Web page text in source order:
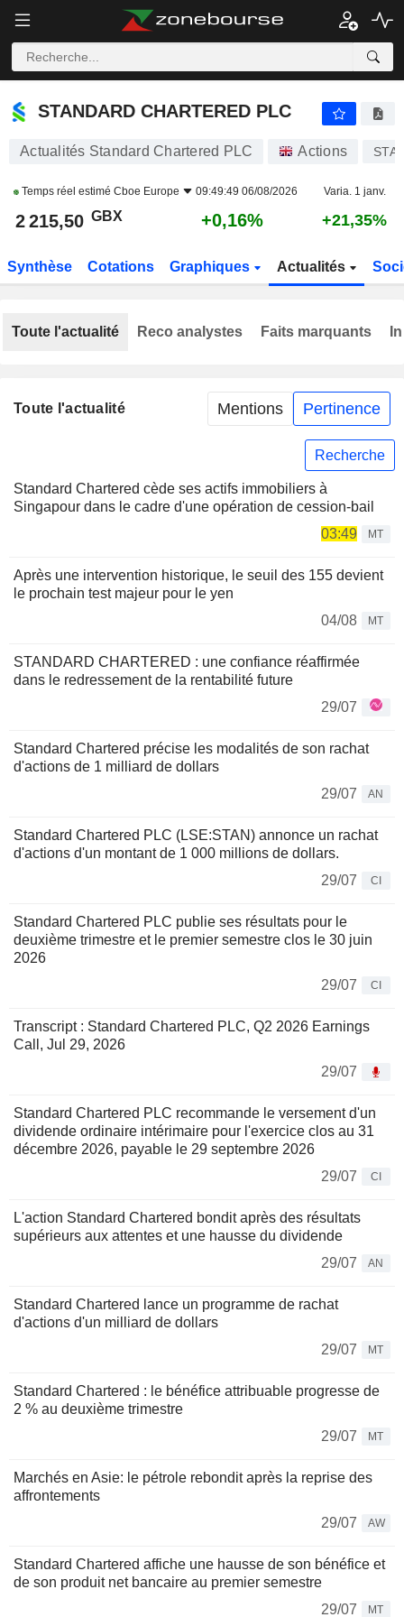
STANDARD CHARTERED PLC
Actualités Standard Chartered PLC Actions
Temps réel estimé Cboe Europe 09:49:49 06/08/2026 Varia. 1 janv.
2 215,50 GBX +0,16% +21,35%
Synthèse Cotations Graphiques Actualités
Toute l'actualité Mentions Pertinence
Recherche
Standard Chartered cède ses actifs immobiliers à
Singapour dans le cadre d'une opération de cession-bail
03:49
MT
Après une intervention historique, le seuil des 155 devient
le prochain test majeur pour le yen
04/08
MT
STANDARD CHARTERED : une confiance réaffirmée
dans le redressement de la rentabilité future
29/07
Standard Chartered précise les modalités de son rachat
d'actions de 1 milliard de dollars
29/07
AN
Standard Chartered PLC (LSE:STAN) annonce un rachat
d'actions d'un montant de 1 000 millions de dollars.
29/07
CI
Standard Chartered PLC publie ses résultats pour le
deuxième trimestre et le premier semestre clos le 30 juin
2026
29/07
CI
Transcript : Standard Chartered PLC, Q2 2026 Earnings
Call, Jul 29, 2026
29/07
Standard Chartered PLC recommande le versement d'un
dividende ordinaire intérimaire pour l'exercice clos au 31
décembre 2026, payable le 29 septembre 2026
29/07
CI
L'action Standard Chartered bondit après des résultats
supérieurs aux attentes et une hausse du dividende
29/07
AN
Standard Chartered lance un programme de rachat
d'actions d'un milliard de dollars
29/07
MT
Standard Chartered : le bénéfice attribuable progresse de
2 % au deuxième trimestre
29/07
MT
Marchés en Asie: le pétrole rebondit après la reprise des
affrontements
29/07
AW
Standard Chartered affiche une hausse de son bénéfice et
de son produit net bancaire au premier semestre
29/07
MT
Toute l'actualité Reco analystes Faits marquants